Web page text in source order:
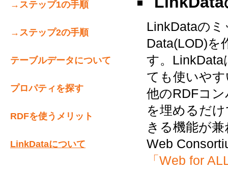
→ステップ1の手順
→ステップ2の手順
テーブルデータについて
プロパティを探す
RDFを使うメリット
LinkDataについて
LinkDataの
Data(LOD)を
す。
ても使いや
他のRDFコ
を埋めるだ
きる機能が
Web
「Web for